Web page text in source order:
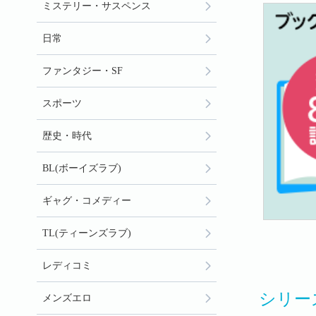
シリー
ミステリー・サスペンス
日常
ファンタジー・SF
スポーツ
歴史・時代
BL(ボーイズラブ)
ギャグ・コメディー
TL(ティーンズラブ)
レディコミ
メンズエロ